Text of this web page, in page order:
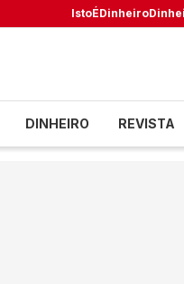
IstoÉDinheiro
DINHEIRO REVISTA